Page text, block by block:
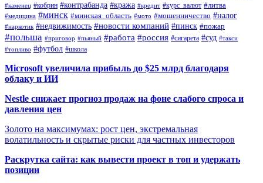
#каменец #кобрин #контрабанда #кража #кредит #курс_валют #литва
#медицина #минск #минская_область #мото #мошенничество #налог
#наркотик #недвижимость #новости компаний #пинск #пожар
#польша #приговор #пьяный #работа #россия #сигарета #суд #такси
#топливо #футбол #школа
Microsoft увеличила прибыль до $25 млрд благодаря
облаку и ИИ
Nestle снижает прогноз продаж на фоне слабого спроса и
давления цен
Золото на максимумах: рост цен, экстремальная
волатильность и скрытые риски для частных инвесторов
Раскрутка сайта: как вывести проект в топ и удержать
позиции